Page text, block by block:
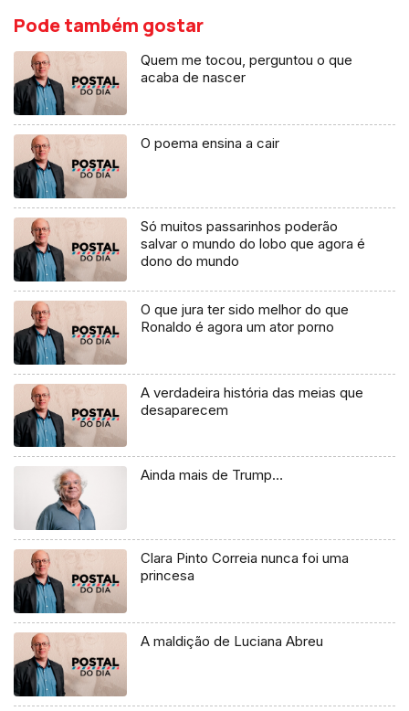
Pode também gostar
Quem me tocou, perguntou o que
acaba de nascer
O poema ensina a cair
Só muitos passarinhos poderão
salvar o mundo do lobo que agora é
dono do mundo
O que jura ter sido melhor do que
Ronaldo é agora um ator porno
A verdadeira história das meias que
desaparecem
Ainda mais de Trump…
Clara Pinto Correia nunca foi uma
princesa
A maldição de Luciana Abreu